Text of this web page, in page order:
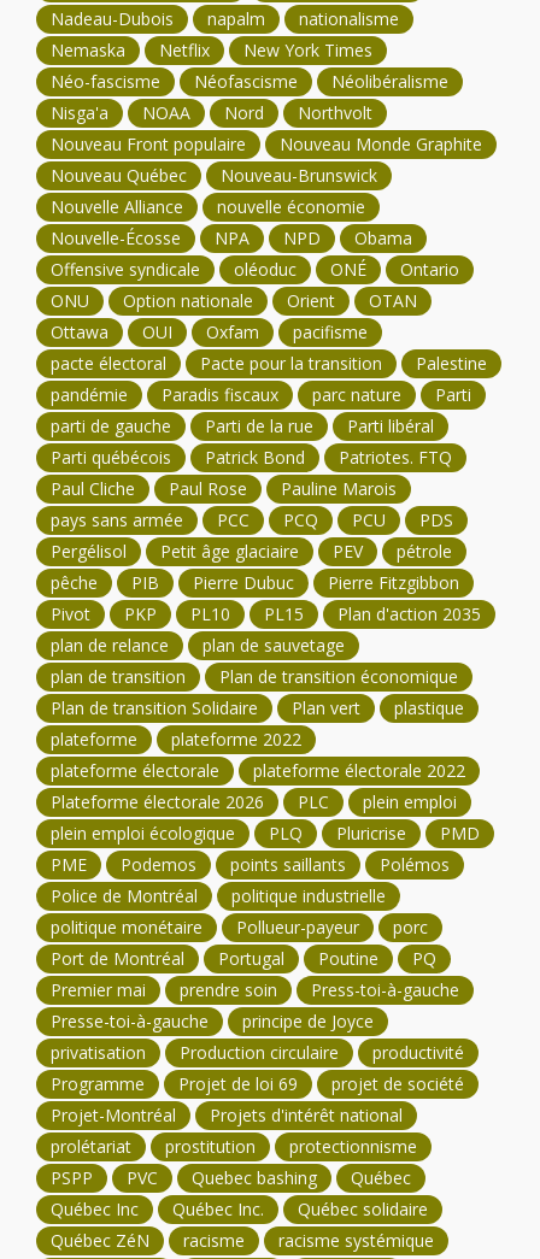
Nadeau-Dubois
napalm
nationalisme
Nemaska
Netflix
New York Times
Néo-fascisme
Néofascisme
Néolibéralisme
Nisga'a
NOAA Nord
Northvolt
Nouveau Front populaire
Nouveau Monde Graphite
Nouveau Québec
Nouveau-Brunswick
Nouvelle Alliance
nouvelle économie
Nouvelle-Écosse
NPA NPD
Obama
Offensive syndicale
oléoduc ONÉ
Ontario
ONU
Option nationale Orient
OTAN
Ottawa
OUI Oxfam
pacifisme
pacte électoral
Pacte pour la transition
Palestine
pandémie
Paradis fiscaux parc nature
Parti
parti de gauche
Parti de la rue
Parti libéral
Parti québécois
Patrick Bond
Patriotes. FTQ
Paul Cliche
Paul Rose
Pauline Marois
pays sans armée
PCC PCQ PCU
PDS
Pergélisol
Petit âge glaciaire PEV
pétrole
pêche
PIB Pierre Dubuc
Pierre Fitzgibbon
Pivot
PKP PL10 PL15
Plan d'action 2035
plan de relance
plan de sauvetage
plan de transition
Plan de transition économique
Plan de transition Solidaire
Plan vert
plastique
plateforme
plateforme 2022
plateforme électorale
plateforme électorale 2022
Plateforme électorale 2026
PLC
plein emploi
plein emploi écologique
PLQ Pluricrise
PMD
PME
Podemos points saillants
Polémos
Police de Montréal
politique industrielle
politique monétaire
Pollueur-payeur
porc
Port de Montréal
Portugal Poutine
PQ
Premier mai
prendre soin
Press-toi-à-gauche
Presse-toi-à-gauche
principe de Joyce
privatisation
Production circulaire
productivité
Programme
Projet de loi 69
projet de société
Projet-Montréal
Projets d'intérêt national
prolétariat
prostitution
protectionnisme
PSPP
PVC Quebec bashing
Québec
Québec Inc
Québec Inc.
Québec solidaire
Québec ZéN
racisme
racisme systémique